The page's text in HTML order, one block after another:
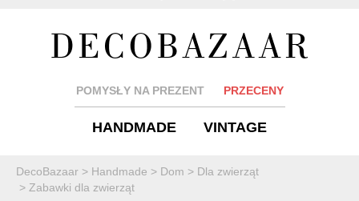
POMYSŁY NA PREZENT PRZECENY
HANDMADE VINTAGE
DecoBazaar > Handmade > Dom > Dla zwierząt
> Zabawki dla zwierząt